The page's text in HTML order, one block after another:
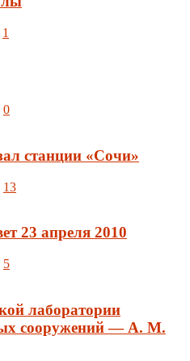
1
0
станции «Сочи»
13
23 апреля 2010
5
лаборатории
сооружений — А. М.